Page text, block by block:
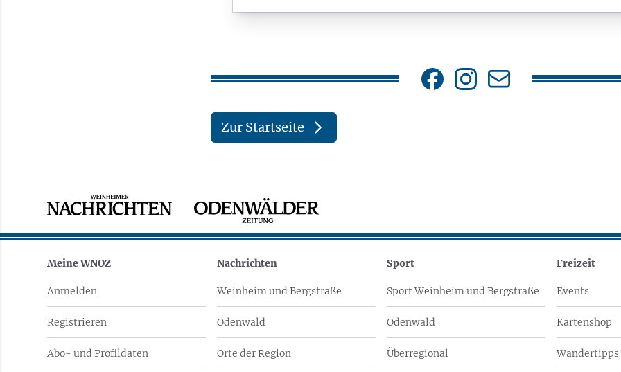
Zur Startseite
Meine WNOZ
Anmelden
Registrieren
Abo- und Profildaten
Nachrichten
Weinheim und Bergstraße
Odenwald
Orte der Region
Sport
Sport Weinheim und Bergstraße
Odenwald
Überregional
Freizeit
Events
Kartenshop
Wandertipps